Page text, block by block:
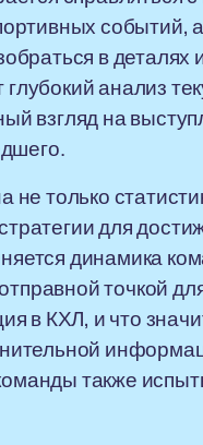
событий,
в
анализ
взгляд на
только
для
динамика
точкой
в КХЛ, и что
также